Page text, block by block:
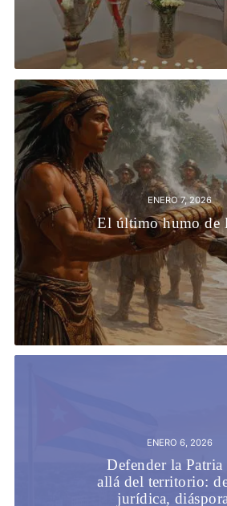
ENERO 7, 2026
El último humo de
ENERO 6, 2026
Defender la Patria
allá del territorio:
jurídica,